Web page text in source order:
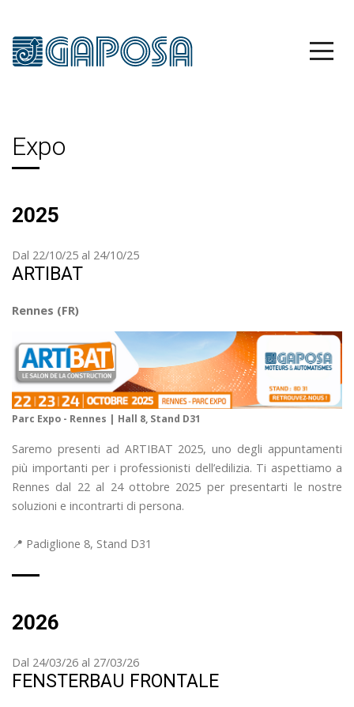
Expo
2025
Dal 22/10/25 al 24/10/25
ARTIBAT
Rennes (FR)
Parc Expo - Rennes | Hall 8, Stand D31
Saremo presenti ad ARTIBAT 2025, uno degli appuntamenti
più importanti per i professionisti dell’edilizia. Ti aspettiamo a
Rennes dal 22 al 24 ottobre 2025 per presentarti le nostre
soluzioni e incontrarti di persona.
📍 Padiglione 8, Stand D31
2026
Dal 24/03/26 al 27/03/26
FENSTERBAU FRONTALE